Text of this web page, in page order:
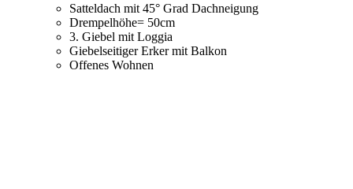
Satteldach mit 45° Grad Dachneigung
Drempelhöhe= 50cm
3. Giebel mit Loggia
Giebelseitiger Erker mit Balkon
Offenes Wohnen